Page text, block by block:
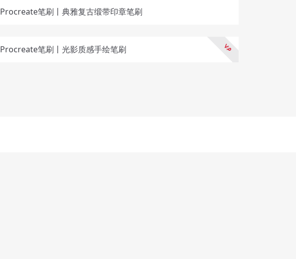
Procreate笔刷丨典雅复古缎带印章笔刷
Procreate笔刷丨光影质感手绘笔刷